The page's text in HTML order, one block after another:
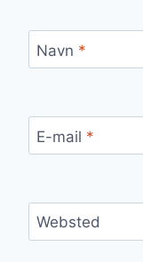
Navn *
E-mail *
Websted